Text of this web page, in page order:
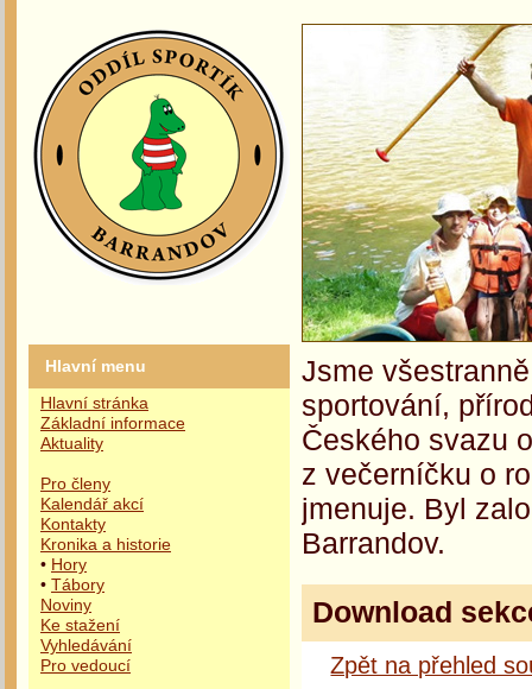
Hlavní menu
Hlavní stránka
Základní informace
Aktuality
Pro členy
Kalendář akcí
Kontakty
Kronika a historie
• Hory
• Tábory
Noviny
Ke stažení
Vyhledávání
Pro vedoucí
Jsme
sportování,
Českého svazu
z večerníčku o
jmenuje. Byl
Barrandov.
Download
Zpět na přehled